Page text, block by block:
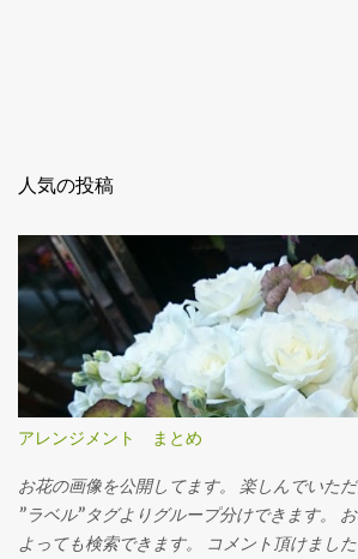
人気の投稿
アレンジメント まとめ
お花の画像を公開してます。 楽しんでいただ
”ラベル”タグよりグループ分けできます。
よっても検索できます。 コメント頂けまし